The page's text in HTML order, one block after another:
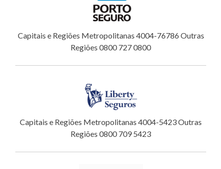
Capitais e Regiões Metropolitanas 4004-76786 Outras
Regiões 0800 727 0800
Capitais e Regiões Metropolitanas 4004-5423 Outras
Regiões 0800 709 5423